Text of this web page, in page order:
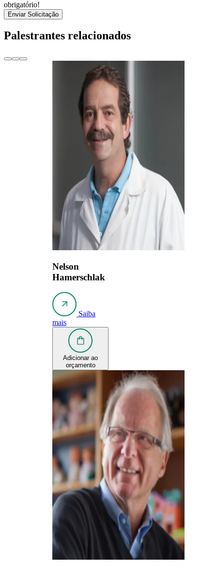
obrigatório!
Enviar Solicitação
Palestrantes relacionados
Nelson
Hamerschlak
Saiba
mais
Adicionar ao
orçamento